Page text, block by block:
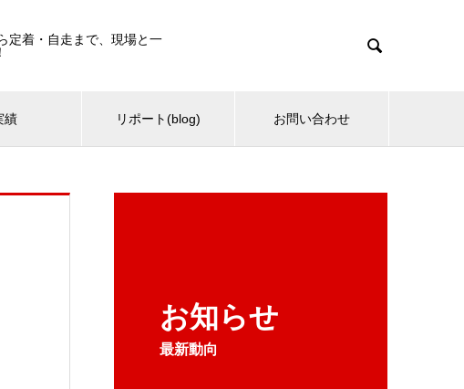
定着・自走まで、現場と一

績 リポート(blog) お問い合わせ
お知らせ
最新動向